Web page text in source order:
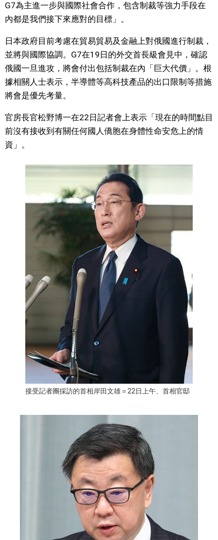
日本入門
政治外交
社會
財經
文化
科學技術
工作勞動
醫療健康
G7為主進一步與國際社會合作，包含制裁等強力手段在
內都是我們接下來應對的目標」。
日本政府目前考慮在貿易貿易及金融上對俄國進行制裁，
並將與國際協調。G7在19日的外交首長級會見中，確認
俄國一旦進攻，將會付出包括制裁在內「巨大代價」。根
據相關人士表示，半導體等高科技產品的出口限制等措施
將會是優先考量。
官房長官松野博一在22日記者會上表示「現在的時間點目
前沒有接收到有關任何國人僑胞在身體性命安危上的情
資」。
接受記者團採訪的首相岸田文雄＝22日上午、首相官邸